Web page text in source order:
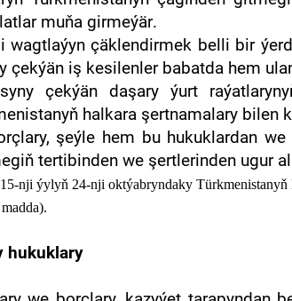
muňa girmeýär.
wagtlaýyn çäklendirmek belli bir
çekýän iş kesilenler babatda hem
çekýän daşary ýurt
halkara şertnamalary bilen
şeýle hem bu hukuklardan
tertibinden we şertlerinden ugur
nji ýylyň 24-nji oktýabryndaky Türkmenistanyň
).
hukuklary